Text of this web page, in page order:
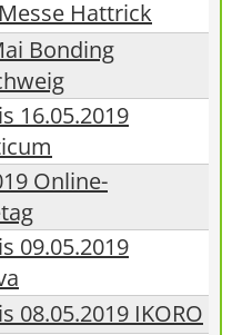
Hattrick
Bonding
16.05.2019
Online-
09.05.2019
08.05.2019 IKORO